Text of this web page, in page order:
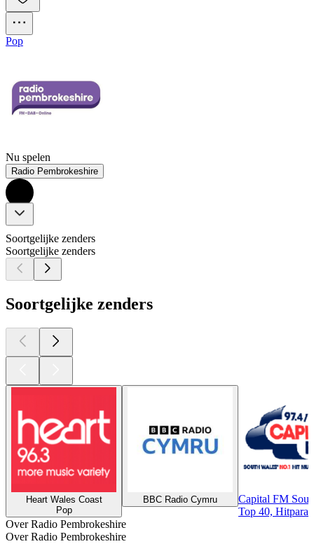
Pop
Nu spelen
Radio Pembrokeshire
Soortgelijke zenders
Soortgelijke zenders
Soortgelijke zenders
Heart Wales Coast
Pop
BBC Radio Cymru
Capital FM
Top 40,
Over Radio Pembrokeshire
Over Radio Pembrokeshire